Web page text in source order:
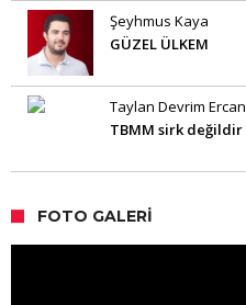
Şeyhmus Kaya
GÜZEL ÜLKEM
Taylan Devrim Ercan
TBMM sirk değildir
FOTO GALERI